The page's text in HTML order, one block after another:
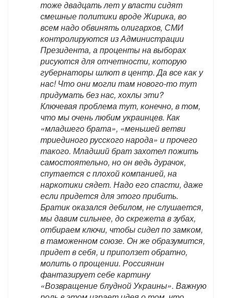
тоже двадцать лет у власти сидят
смешные политики вроде Жирика, во
всем надо обвинять олигархов, СМИ
контролируются из Администрации
Президента, а проценты на выборах
рисуются для отчетности, которую
губернаторы шлют в центр. Да все как у
нас! Что они могли там нового-то тут
придумать без нас, хохлы эти?
Ключевая проблема тут, конечно, в том,
что мы очень любим украинцев. Как
«младшего брата», «меньшей ветви
триединого русского народа» и прочего
такого. Младший брат захотел пожить
самостоятельно, но он ведь дурачок,
спутается с плохой компанией, на
наркотики сядет. Надо его спасти, даже
если придется для этого прибить.
Братик оказался дебилом, не слушается,
мы давим сильнее, до скрежета в зубах,
отбираем ключи, чтобы сидел по замком,
в таможенном союзе. Он же образумится,
придет в себя, и приползет обратно,
молить о прощении. Россиянин
фантазирует себе картину
«Возвращение блудной Украины». Важную